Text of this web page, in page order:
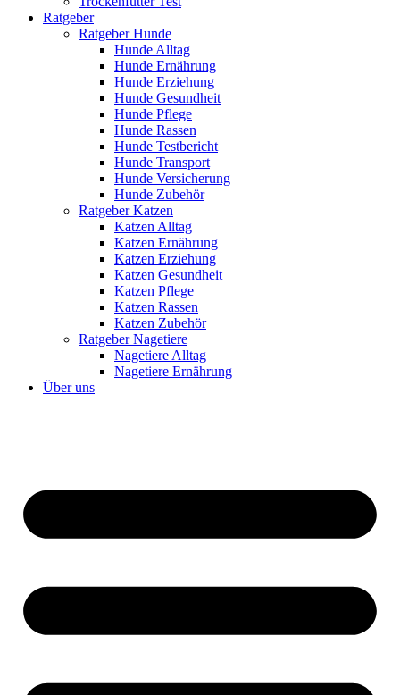
Ratgeber
Ratgeber Hunde
Hunde Alltag
Hunde Ernährung
Hunde Erziehung
Hunde Gesundheit
Hunde Pflege
Hunde Rassen
Hunde Testbericht
Hunde Transport
Hunde Versicherung
Hunde Zubehör
Ratgeber Katzen
Katzen Alltag
Katzen Ernährung
Katzen Erziehung
Katzen Gesundheit
Katzen Pflege
Katzen Rassen
Katzen Zubehör
Ratgeber Nagetiere
Nagetiere Alltag
Nagetiere Ernährung
Über uns